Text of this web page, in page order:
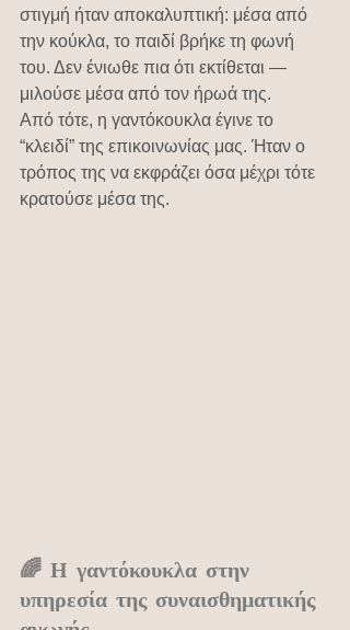
στιγμή ήταν αποκαλυπτική: μέσα από
την κούκλα, το παιδί βρήκε τη φωνή
του. Δεν ένιωθε πια ότι εκτίθεται —
μιλούσε μέσα από τον ήρωά της.
Από τότε, η γαντόκουκλα έγινε το
“κλειδί” της επικοινωνίας μας. Ήταν ο
τρόπος της να εκφράζει όσα μέχρι τότε
κρατούσε μέσα της.
🌈 Η γαντόκουκλα στην
υπηρεσία της συναισθηματικής